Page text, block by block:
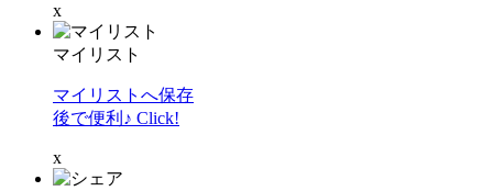
x
マイリスト
マイリストへ保存
後で便利♪ Click!
x